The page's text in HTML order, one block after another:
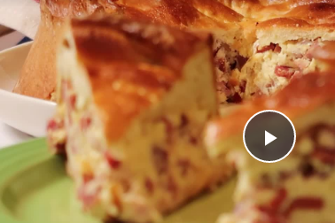
Play
Video